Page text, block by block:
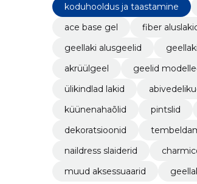
koduhooldus ja taastamine
ace base gel
fiber
geellaki alusgeelid
akrüülgeel
geelid
ülikindlad lakid
küünenahaõlid
pintslid
dekoratsioonid
naildress slaiderid
muud aksessuaarid